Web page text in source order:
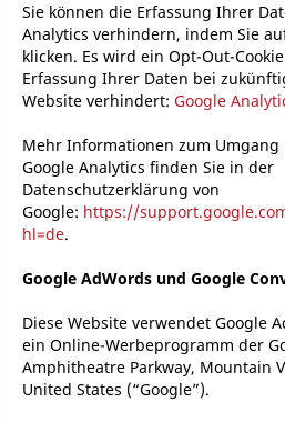
Sie können die Erfassung Ihrer
Analytics verhindern, indem Sie
klicken. Es wird ein Opt-Out-
Erfassung Ihrer Daten bei
Website verhindert: Google
Mehr Informationen zum
Google Analytics finden Sie in der
Datenschutzerklärung von
Google: https://
hl=de.
Google AdWords und Google
Diese Website verwendet Google
ein Online-Werbeprogramm der
Amphitheatre Parkway, Mountain
United States (“Google”).